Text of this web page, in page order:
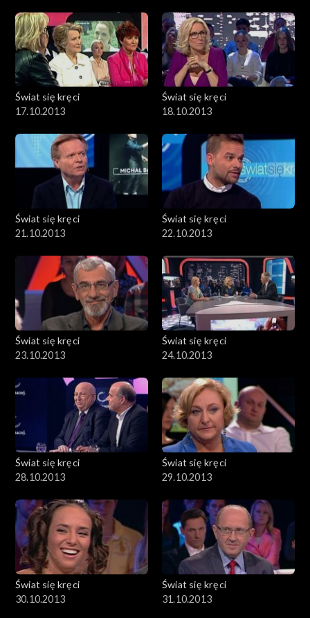
Świat się kręci
17.10.2013
Świat się kręci
18.10.2013
Świat się kręci
21.10.2013
Świat się kręci
22.10.2013
Świat się kręci
23.10.2013
Świat się kręci
24.10.2013
Świat się kręci
28.10.2013
Świat się kręci
29.10.2013
Świat się kręci
30.10.2013
Świat się kręci
31.10.2013